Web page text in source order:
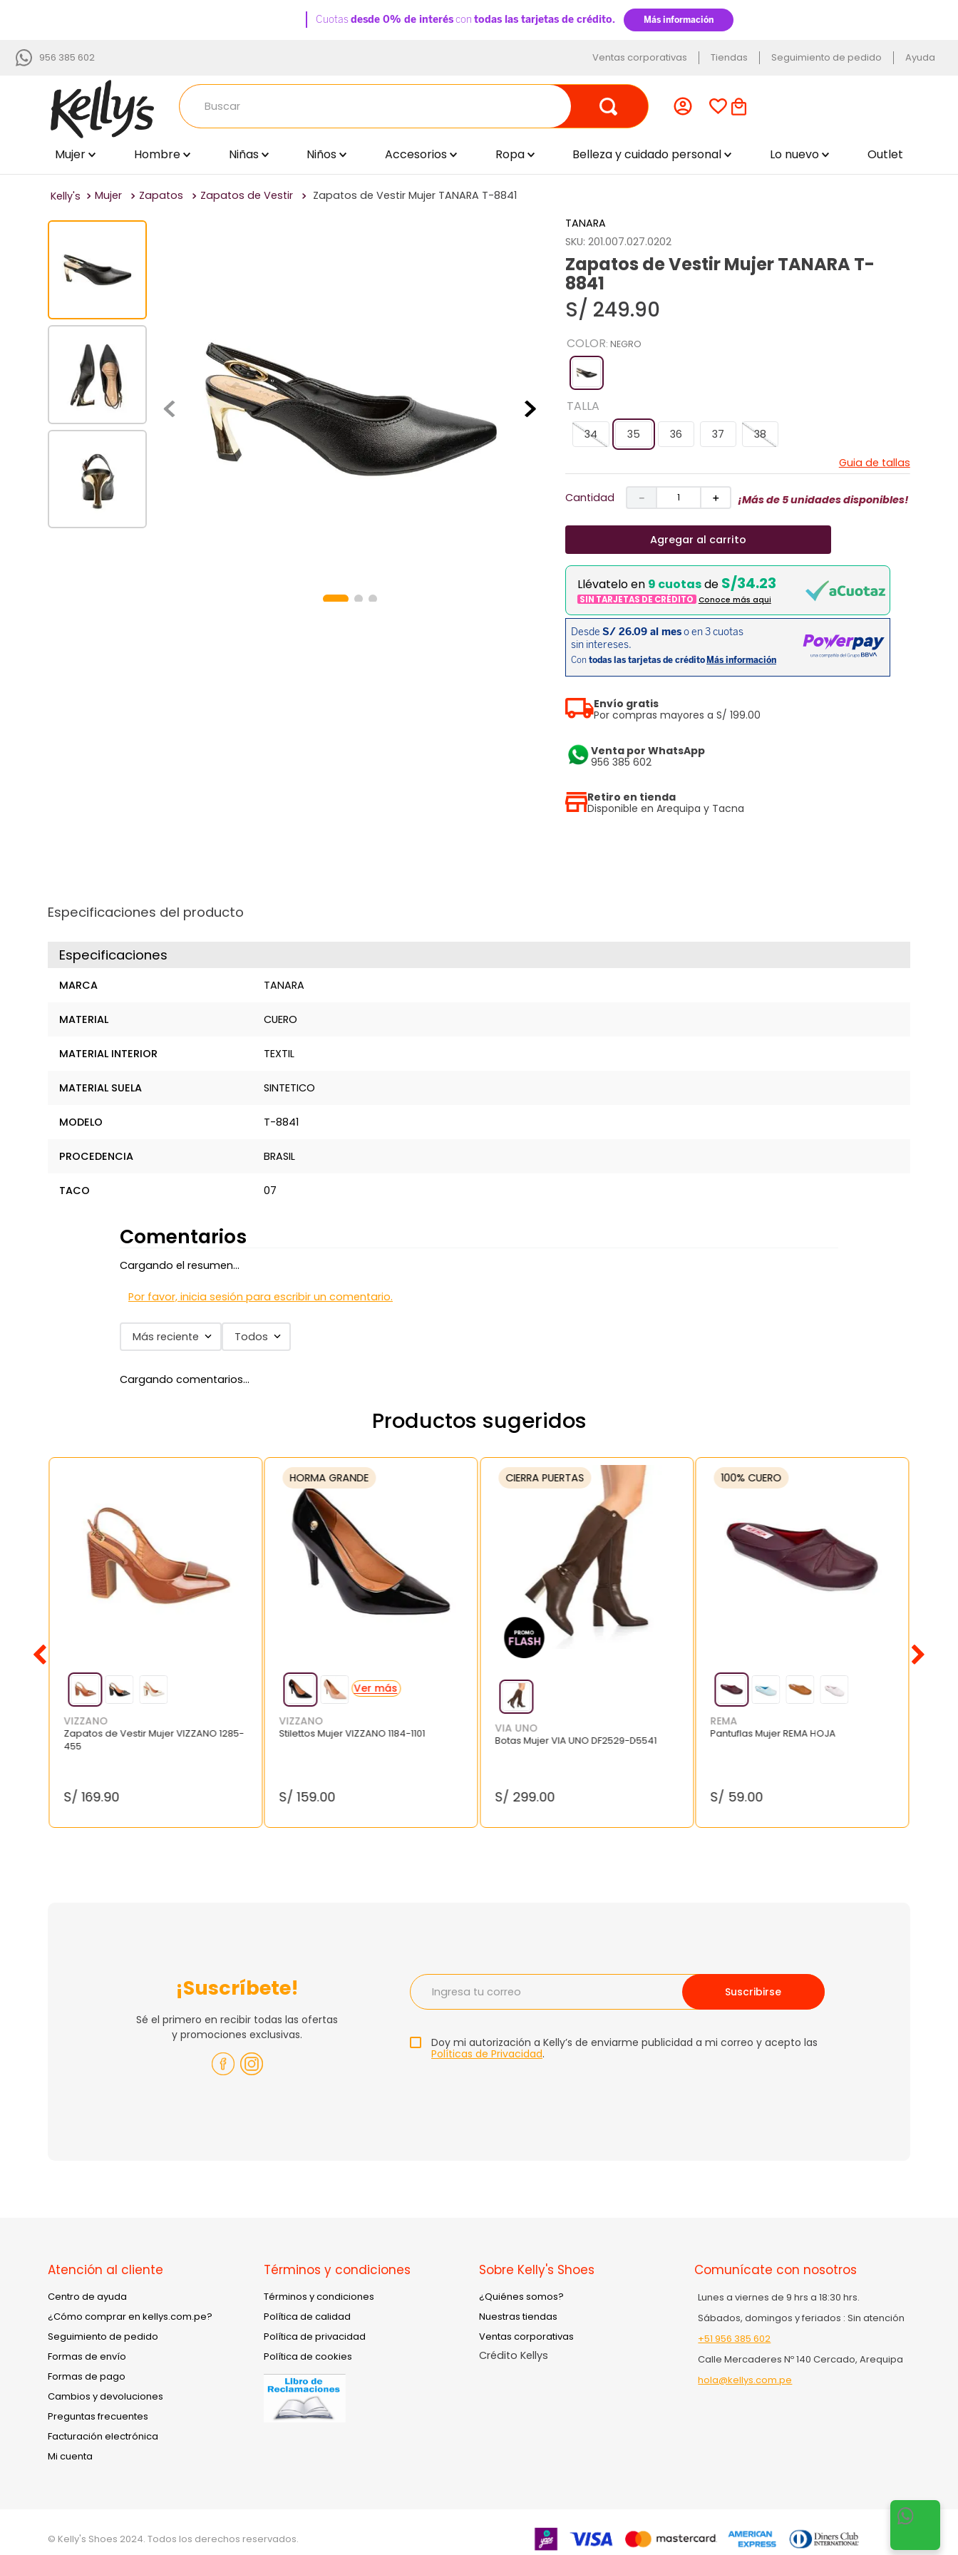
956 385 602 Ventas corporativas Tiendas Seguimiento de pedido Ayuda
Buscar
Mujer Hombre Niñas Niños Accesorios Ropa Belleza y cuidado personal Lo nuevo Outlet
Mujer Zapatos Zapatos de Vestir
Zapatos de Vestir Mujer TANARA T-8841
TANARA
SKU: 201.007.027.0202
Zapatos de Vestir Mujer TANARA T-
8841
S/ 249.90
COLOR: NEGRO
TALLA
34 35 36 37
38
Guia de tallas
Cantidad ＋
－ ¡Más de 5 unidades disponibles!
Agregar al carrito
Llévatelo en 9 cuotasde S/34.23
SIN TARJETAS DE CRÉDITO Conoce más aqui
Envío gratis
Por compras mayores a S/ 199.00
Venta por WhatsApp
956 385 602
Retiro en tienda
Disponible en Arequipa y Tacna
Especificaciones del producto
Especificaciones
MARCA TANARA
MATERIAL CUERO
MATERIAL INTERIOR TEXTIL
MATERIAL SUELA SINTETICO
MODELO T-8841
PROCEDENCIA BRASIL
TACO 07
Comentarios
Cargando el resumen…
Por favor, inicia sesión para escribir un comentario.
Más reciente Todos
Cargando comentarios…
Productos sugeridos
VIZZANO
Zapatos de Vestir Mujer VIZZANO 1285-
455
S/ 169.90
HORMA GRANDE
VIZZANO
Stilettos Mujer VIZZANO 1184-1101
S/ 159.00
CIERRA PUERTAS
VIA UNO
Botas Mujer VIA UNO DF2529-D5541
S/ 299.00
100% CUERO
REMA
Pantuflas Mujer REMA HOJA
S/ 59.00
¡Suscríbete!
Sé el primero en recibir todas las ofertas
y promociones exclusivas.
Suscribirse
Doy mi autorización a Kelly’s de enviarme publicidad a mi correo y acepto las
Políticas de Privacidad.
Atención al cliente
Centro de ayuda
¿Cómo comprar en kellys.com.pe?
Seguimiento de pedido
Formas de envío
Formas de pago
Cambios y devoluciones
Preguntas frecuentes
Facturación electrónica
Mi cuenta
Términos y condiciones
Términos y condiciones
Política de calidad
Política de privacidad
Política de cookies
Sobre Kelly's Shoes
¿Quiénes somos?
Nuestras tiendas
Ventas corporativas
Crédito Kellys
Comunícate con nosotros
Lunes a viernes de 9 hrs a 18:30 hrs.
Sábados, domingos y feriados : Sin atención
+51 956 385 602
Calle Mercaderes Nº 140 Cercado, Arequipa
hola@kellys.com.pe
© Kelly's Shoes 2024. Todos los derechos reservados.
TÉRMINOS MÁS BUSCADOS
1.
zapatillas
via uno
zapato negro mujer
zapatos mujer
ballerinas